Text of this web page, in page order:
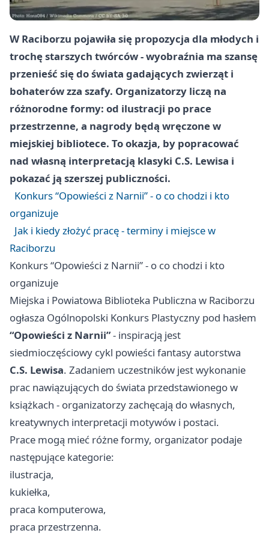
W Raciborzu pojawiła się propozycja dla młodych i
trochę starszych twórców - wyobraźnia ma szansę
przenieść się do świata gadających zwierząt i
bohaterów zza szafy. Organizatorzy liczą na
różnorodne formy: od ilustracji po prace
przestrzenne, a nagrody będą wręczone w
miejskiej bibliotece. To okazja, by popracować
nad własną interpretacją klasyki C.S. Lewisa i
pokazać ją szerszej publiczności.
Konkurs “Opowieści z Narnii” - o co chodzi i kto
organizuje
Jak i kiedy złożyć pracę - terminy i miejsce w
Raciborzu
Konkurs “Opowieści z Narnii” - o co chodzi i kto
organizuje
Miejska i Powiatowa Biblioteka Publiczna w Raciborzu
ogłasza Ogólnopolski Konkurs Plastyczny pod hasłem
“Opowieści z Narnii”- inspiracją jest
siedmioczęściowy cykl powieści fantasy autorstwa
C.S. Lewisa. Zadaniem uczestników jest wykonanie
prac nawiązujących do świata przedstawionego w
książkach - organizatorzy zachęcają do własnych,
kreatywnych interpretacji motywów i postaci.
Prace mogą mieć różne formy, organizator podaje
następujące kategorie:
ilustracja,
kukiełka,
praca komputerowa,
praca przestrzenna.